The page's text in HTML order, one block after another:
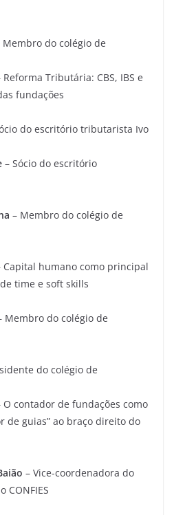
do colégio de
Reforma Tributária: CBS, IBS e
fundações
do escritório tributarista Ivo
– Sócio do escritório
– Membro do colégio de
Capital humano como principal
time e soft skills
Membro do colégio de
do colégio de
O contador de fundações como
de guias” ao braço direito do
– Vice-coordenadora do
CONFIES